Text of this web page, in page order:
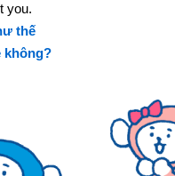
you.
thế
không?